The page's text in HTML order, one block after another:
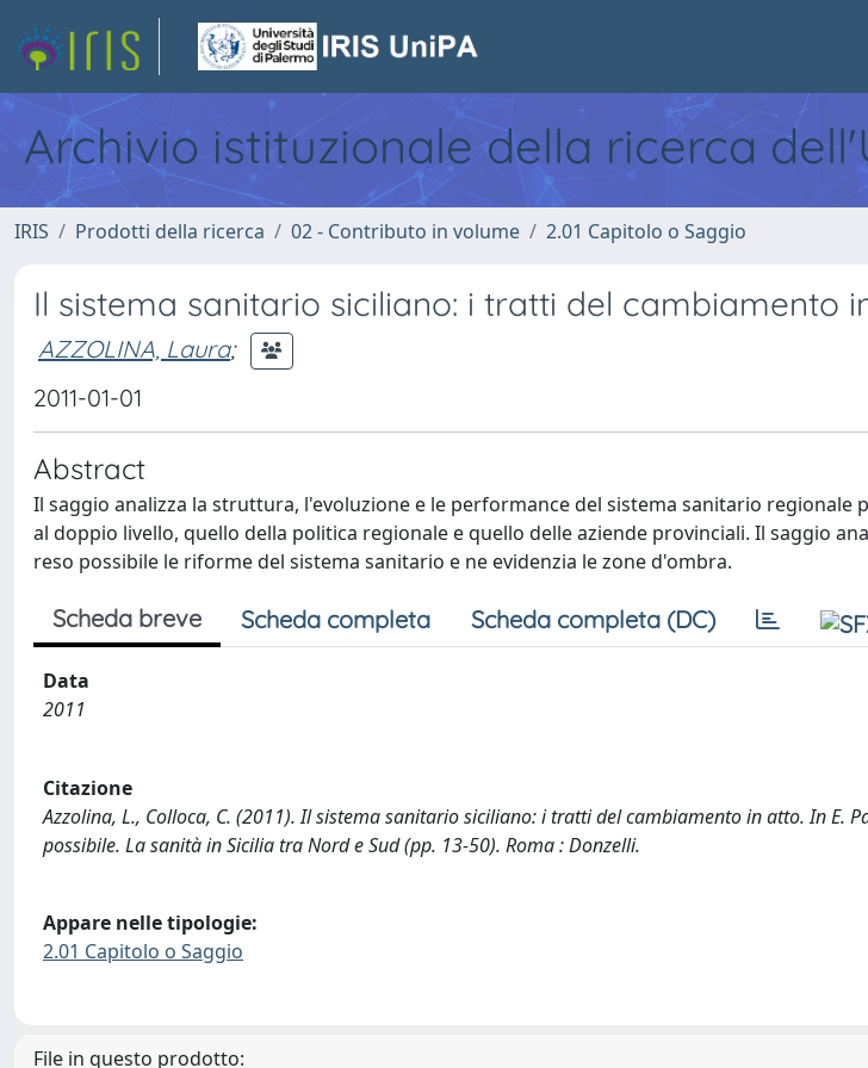
Archivio istituzionale della ricerca
IRIS Prodotti della ricerca 02 - Contributo in volume 2.01 Capitolo o Saggio
Il sistema sanitario siciliano: i tratti del cambiamento
AZZOLINA, Laura;
2011-01-01
Abstract
Il saggio analizza la struttura, l'evoluzione e le performance del sistema sanitario
al doppio livello, quello della politica regionale e quello delle aziende provinciali. Il saggio
reso possibile le riforme del sistema sanitario e ne evidenzia le zone d'ombra.
Scheda breve Scheda completa Scheda completa (DC)
Data
2011
Citazione
Azzolina, L., Colloca, C. (2011). Il sistema sanitario siciliano: i tratti del cambiamento in atto. In E.
possibile. La sanità in Sicilia tra Nord e Sud (pp. 13-50). Roma : Donzelli.
Appare nelle tipologie:
2.01 Capitolo o Saggio
File in questo prodotto: